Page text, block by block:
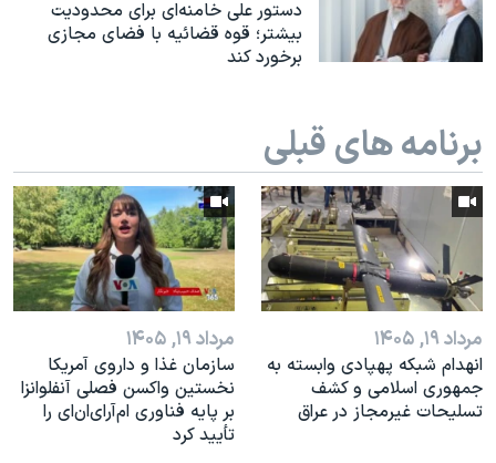
نرگس محمدی برنده جایزه نوبل صلح
سفر پرزیدنت ترامپ به چین
دستور علی خامنه‌ای برای محدودیت
بیشتر؛ قوه قضائیه با فضای مجازی
برخورد کند
برنامه های قبلی
مرداد ۱۹, ۱۴۰۵
انهدام شبکه پهپادی وابسته به
جمهوری اسلامی و کشف
تسلیحات غیرمجاز در عراق
مرداد ۱۹, ۱۴۰۵
سازمان غذا و داروی آمریکا
نخستین واکسن فصلی آنفلوانزا
بر پایه فناوری ام‌آر‌ای‌ان‌ای را
تأیید کرد